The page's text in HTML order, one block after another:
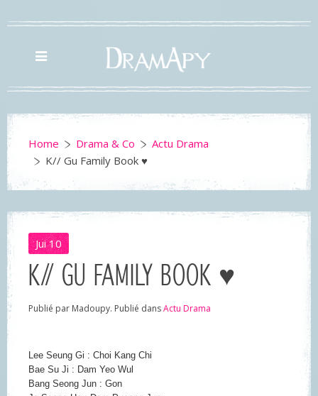
Home Drama & Co
Actu Drama
K// Gu Family Book ♥
Jui 10
K// GU FAMILY BOOK ♥
Publié par Madoupy. Publié dansActu Drama
Lee Seung Gi : Choi Kang Chi
Bae Su Ji : Dam Yeo Wul
Bang Seong Jun : Gon